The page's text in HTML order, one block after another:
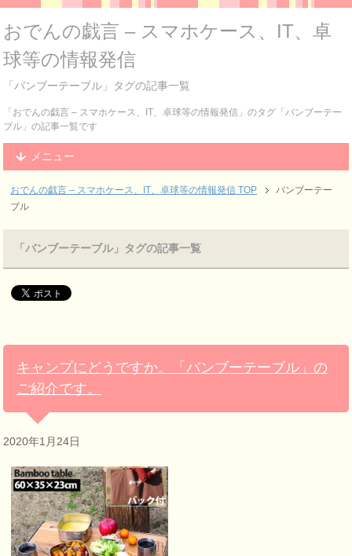
おでんの戯言 – スマホケース、IT、卓
球等の情報発信
「バンブーテーブル」タグの記事一覧
「おでんの戯言 – スマホケース、IT、卓球等の情報発信」のタグ「バンブーテー
ブル」の記事一覧です
メニュー
おでんの戯言 – スマホケース、IT、卓球等の情報発信 TOP
バンブーテー
ブル
「バンブーテーブル」タグの記事一覧
キャンプにどうですか。「バンブーテーブル」の
ご紹介です。
2020年1月24日